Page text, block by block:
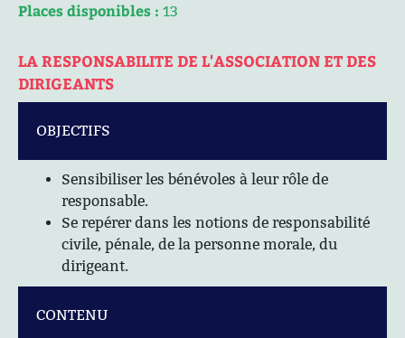
Places disponibles : 13
LA RESPONSABILITE DE L'ASSOCIATION ET DES
DIRIGEANTS
OBJECTIFS
Sensibiliser les bénévoles à leur rôle de
responsable.
Se repérer dans les notions de responsabilité
civile, pénale, de la personne morale, du
dirigeant.
CONTENU